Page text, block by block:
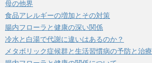
母の他界
食品アレルギーの増加とその対策
腸内フローラと健康の深い関係
冷水と白湯で代謝に違いはあるのか？
メタボリック症候群と生活習慣病の予防と治療